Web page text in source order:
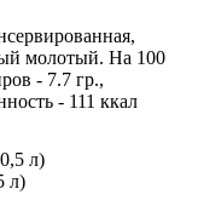
молотый. На 100
- 7.7 гр.,
- 111 ккал
л)